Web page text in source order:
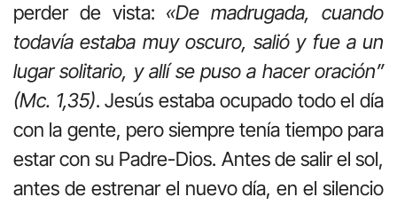
perder de vista: «De madrugada, cuando
todavía estaba muy oscuro, salió y fue a un
lugar solitario, y allí se puso a hacer oración”
(Mc. 1,35). Jesús estaba ocupado todo el día
con la gente, pero siempre tenía tiempo para
estar con su Padre-Dios. Antes de salir el sol,
antes de estrenar el nuevo día, en el silencio